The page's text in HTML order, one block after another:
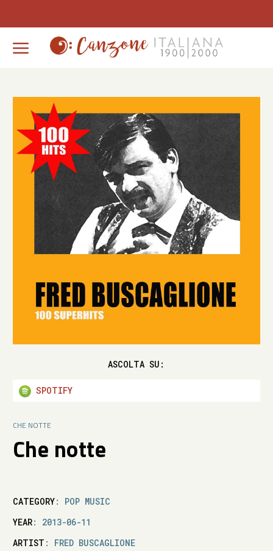
ASCOLTA SU:
SPOTIFY
CHE NOTTE
Che notte
CATEGORY: POP MUSIC
YEAR: 2013-06-11
ARTIST : FRED BUSCAGLIONE